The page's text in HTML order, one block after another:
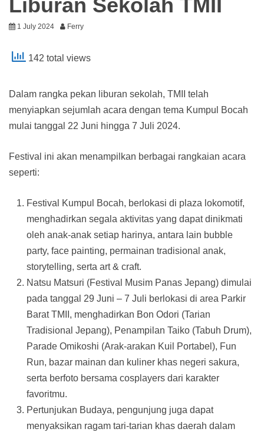
Liburan Sekolah TMII
1 July 2024 Ferry
142 total views
Dalam rangka pekan liburan sekolah, TMII telah
menyiapkan sejumlah acara dengan tema Kumpul Bocah
mulai tanggal 22 Juni hingga 7 Juli 2024.
Festival ini akan menampilkan berbagai rangkaian acara
seperti:
Festival Kumpul Bocah, berlokasi di plaza lokomotif,
menghadirkan segala aktivitas yang dapat dinikmati
oleh anak-anak setiap harinya, antara lain bubble
party, face painting, permainan tradisional anak,
storytelling, serta art & craft.
Natsu Matsuri (Festival Musim Panas Jepang) dimulai
pada tanggal 29 Juni – 7 Juli berlokasi di area Parkir
Barat TMII, menghadirkan Bon Odori (Tarian
Tradisional Jepang), Penampilan Taiko (Tabuh Drum),
Parade Omikoshi (Arak-arakan Kuil Portabel), Fun
Run, bazar mainan dan kuliner khas negeri sakura,
serta berfoto bersama cosplayers dari karakter
favoritmu.
Pertunjukan Budaya, pengunjung juga dapat
menyaksikan ragam tari-tarian khas daerah dalam